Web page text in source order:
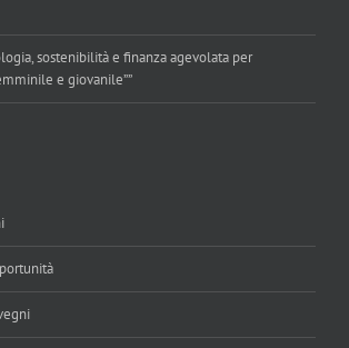
sostenibilità e finanza agevolata per
e giovanile””